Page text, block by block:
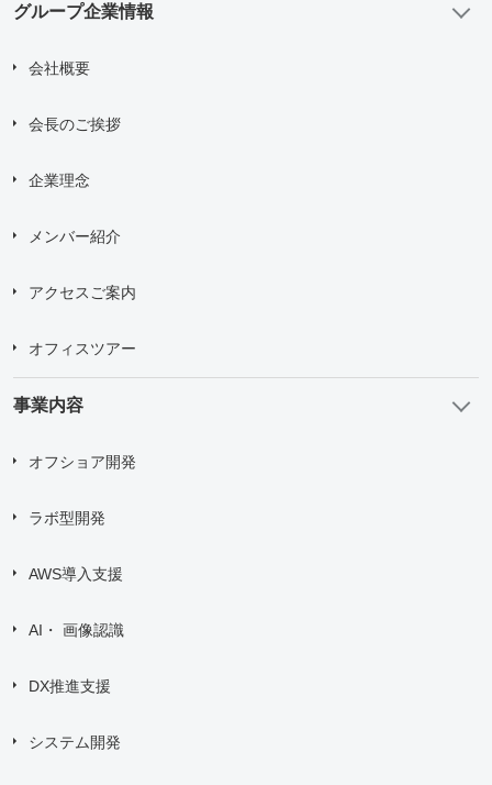
グループ企業情報
会社概要
会長のご挨拶
企業理念
メンバー紹介
アクセスご案内
オフィスツアー
事業内容
オフショア開発
ラボ型開発
AWS導入支援
AI・ 画像認識
DX推進支援
システム開発